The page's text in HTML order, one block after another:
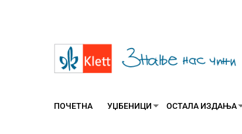
ПОЧЕТНА УЏБЕНИЦИ ОСТАЛА ИЗДАЊА